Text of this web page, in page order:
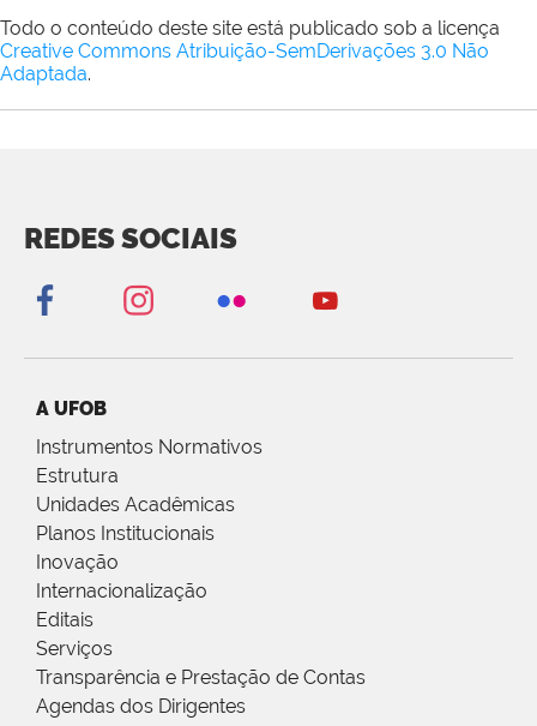
Todo o conteúdo deste site está publicado sob a licença
Creative Commons Atribuição-SemDerivações 3.0 Não
Adaptada.
REDES SOCIAIS
A UFOB
Instrumentos Normativos
Estrutura
Unidades Acadêmicas
Planos Institucionais
Inovação
Internacionalização
Editais
Serviços
Transparência e Prestação de Contas
Agendas dos Dirigentes